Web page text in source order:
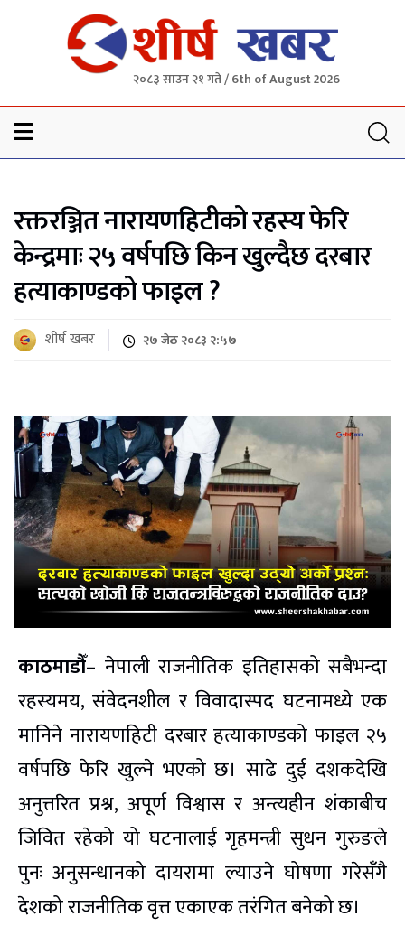
२०८३ साउन २१ गते / 6th of August 2026
रक्तरञ्जित नारायणहिटीको रहस्य फेरि
केन्द्रमाः २५ वर्षपछि किन खुल्दैछ दरबार
हत्याकाण्डको फाइल ?
शीर्ष खबर २७ जेठ २०८३ २:५७
काठमाडौँ– नेपाली राजनीतिक इतिहासको सबैभन्दा
रहस्यमय, संवेदनशील र विवादास्पद घटनामध्ये एक
मानिने नारायणहिटी दरबार हत्याकाण्डको फाइल २५
वर्षपछि फेरि खुल्ने भएको छ। साढे दुई दशकदेखि
अनुत्तरित प्रश्न, अपूर्ण विश्वास र अन्त्यहीन शंकाबीच
जिवित रहेको यो घटनालाई गृहमन्त्री सुधन गुरुङले
पुनः अनुसन्धानको दायरामा ल्याउने घोषणा गरेसँगै
देशको राजनीतिक वृत्त एकाएक तरंगित बनेको छ।